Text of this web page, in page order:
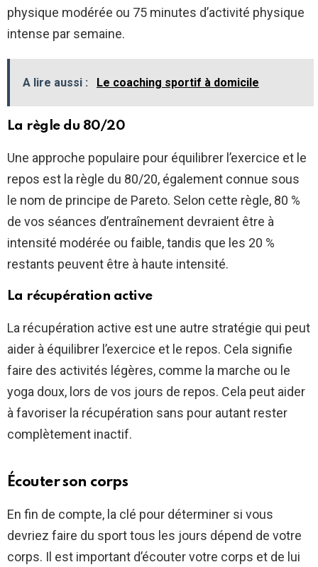
physique modérée ou 75 minutes d’activité physique
intense par semaine.
A lire aussi : Le coaching sportif à domicile
La règle du 80/20
Une approche populaire pour équilibrer l’exercice et le
repos est la règle du 80/20, également connue sous
le nom de principe de Pareto. Selon cette règle, 80 %
de vos séances d’entraînement devraient être à
intensité modérée ou faible, tandis que les 20 %
restants peuvent être à haute intensité.
La récupération active
La récupération active est une autre stratégie qui peut
aider à équilibrer l’exercice et le repos. Cela signifie
faire des activités légères, comme la marche ou le
yoga doux, lors de vos jours de repos. Cela peut aider
à favoriser la récupération sans pour autant rester
complètement inactif.
Écouter son corps
En fin de compte, la clé pour déterminer si vous
devriez faire du sport tous les jours dépend de votre
corps. Il est important d’écouter votre corps et de lui